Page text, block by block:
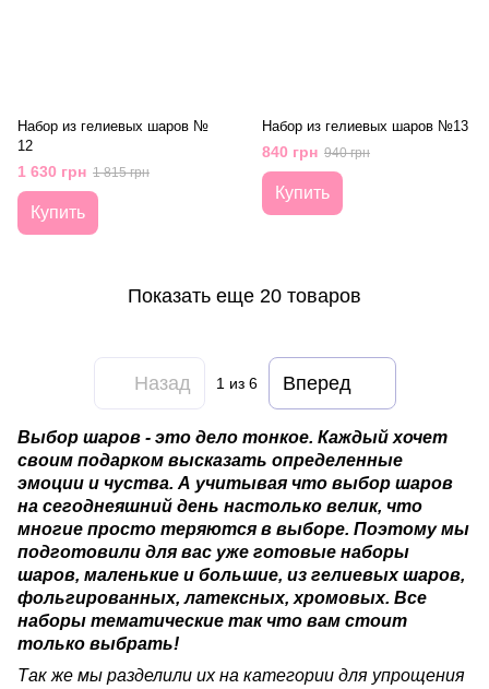
Набор из гелиевых шаров №
12
1 630 грн 1 815 грн
Купить
Набор из гелиевых шаров №13
840 грн 940 грн
Купить
Показать еще 20 товаров
Назад 1 из 6 Вперед
Выбор шаров - это дело тонкое. Каждый хочет
своим подарком высказать определенные
эмоции и чуства. А учитывая что выбор шаров
на сегоднеяшний день настолько велик, что
многие просто теряются в выборе. Поэтому мы
подготовили для вас уже готовые наборы
шаров, маленькие и большие, из гелиевых шаров,
фольгированных, латексных, хромовых. Все
наборы тематические так что вам стоит
только выбрать!
Так же мы разделили их на категории для упрощения